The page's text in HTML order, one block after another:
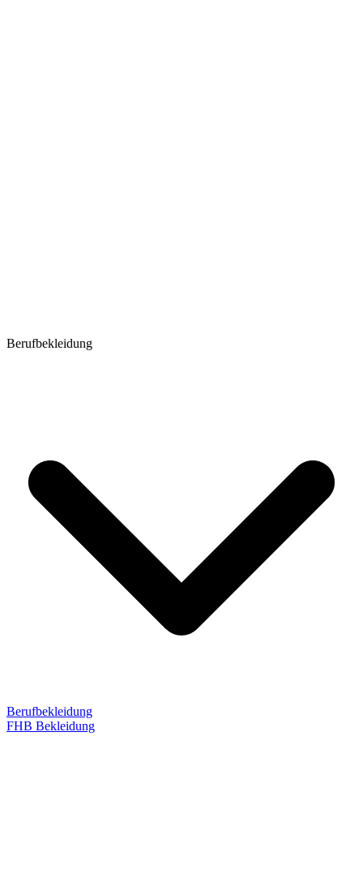
Berufbekleidung
Berufbekleidung
FHB Bekleidung